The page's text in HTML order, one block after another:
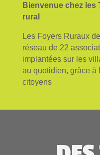
Bienvenue chez les
rural
Les Foyers Ruraux
réseau de 22
implantées sur les
au quotidien, grâce à
citoyens